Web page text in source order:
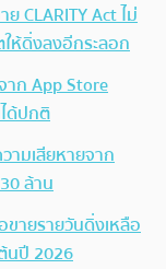
CLARITY Act ไม่
ห้ดิ่งลงอีกระลอก
าก App Store
ด้ปกติ
ามเสียหายจาก
ล้าน
ายรายวันดิ่งเหลือ
นปี 2026